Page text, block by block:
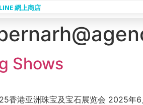
網上商店
Shows
香港亚洲珠宝及宝石展览会 2025年